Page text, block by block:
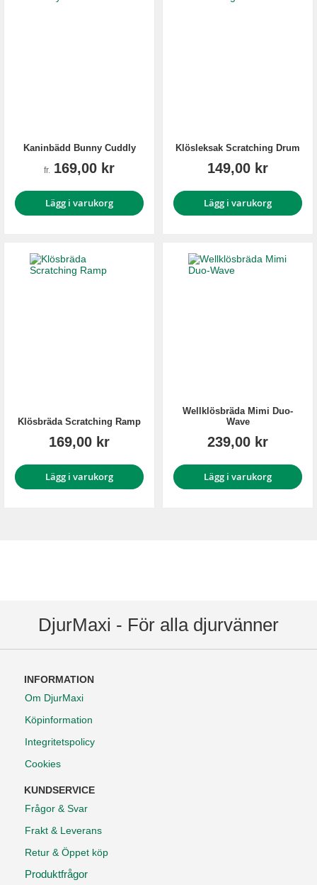
Kaninbädd Bunny Cuddly
fr. 169,00 kr
Lägg i varukorg
Klösleksak Scratching Drum
149,00 kr
Lägg i varukorg
Klösbräda Scratching Ramp
169,00 kr
Lägg i varukorg
Wellklösbräda Mimi Duo-
Wave
239,00 kr
Lägg i varukorg
DjurMaxi - För alla djurvänner
INFORMATION
Om DjurMaxi
Köpinformation
Integritetspolicy
Cookies
KUNDSERVICE
Frågor & Svar
Frakt & Leverans
Retur & Öppet köp
Produktfrågor